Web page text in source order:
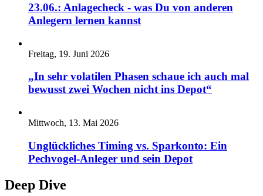
23.06.: Anlagecheck - was Du von anderen
Anlegern lernen kannst
Freitag, 19. Juni 2026
„In sehr volatilen Phasen schaue ich auch mal
bewusst zwei Wochen nicht ins Depot“
Mittwoch, 13. Mai 2026
Unglückliches Timing vs. Sparkonto: Ein
Pechvogel-Anleger und sein Depot
Deep Dive